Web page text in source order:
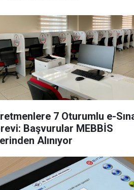
7 Oturumlu e-
Başvurular MEBBİS
Alınıyor